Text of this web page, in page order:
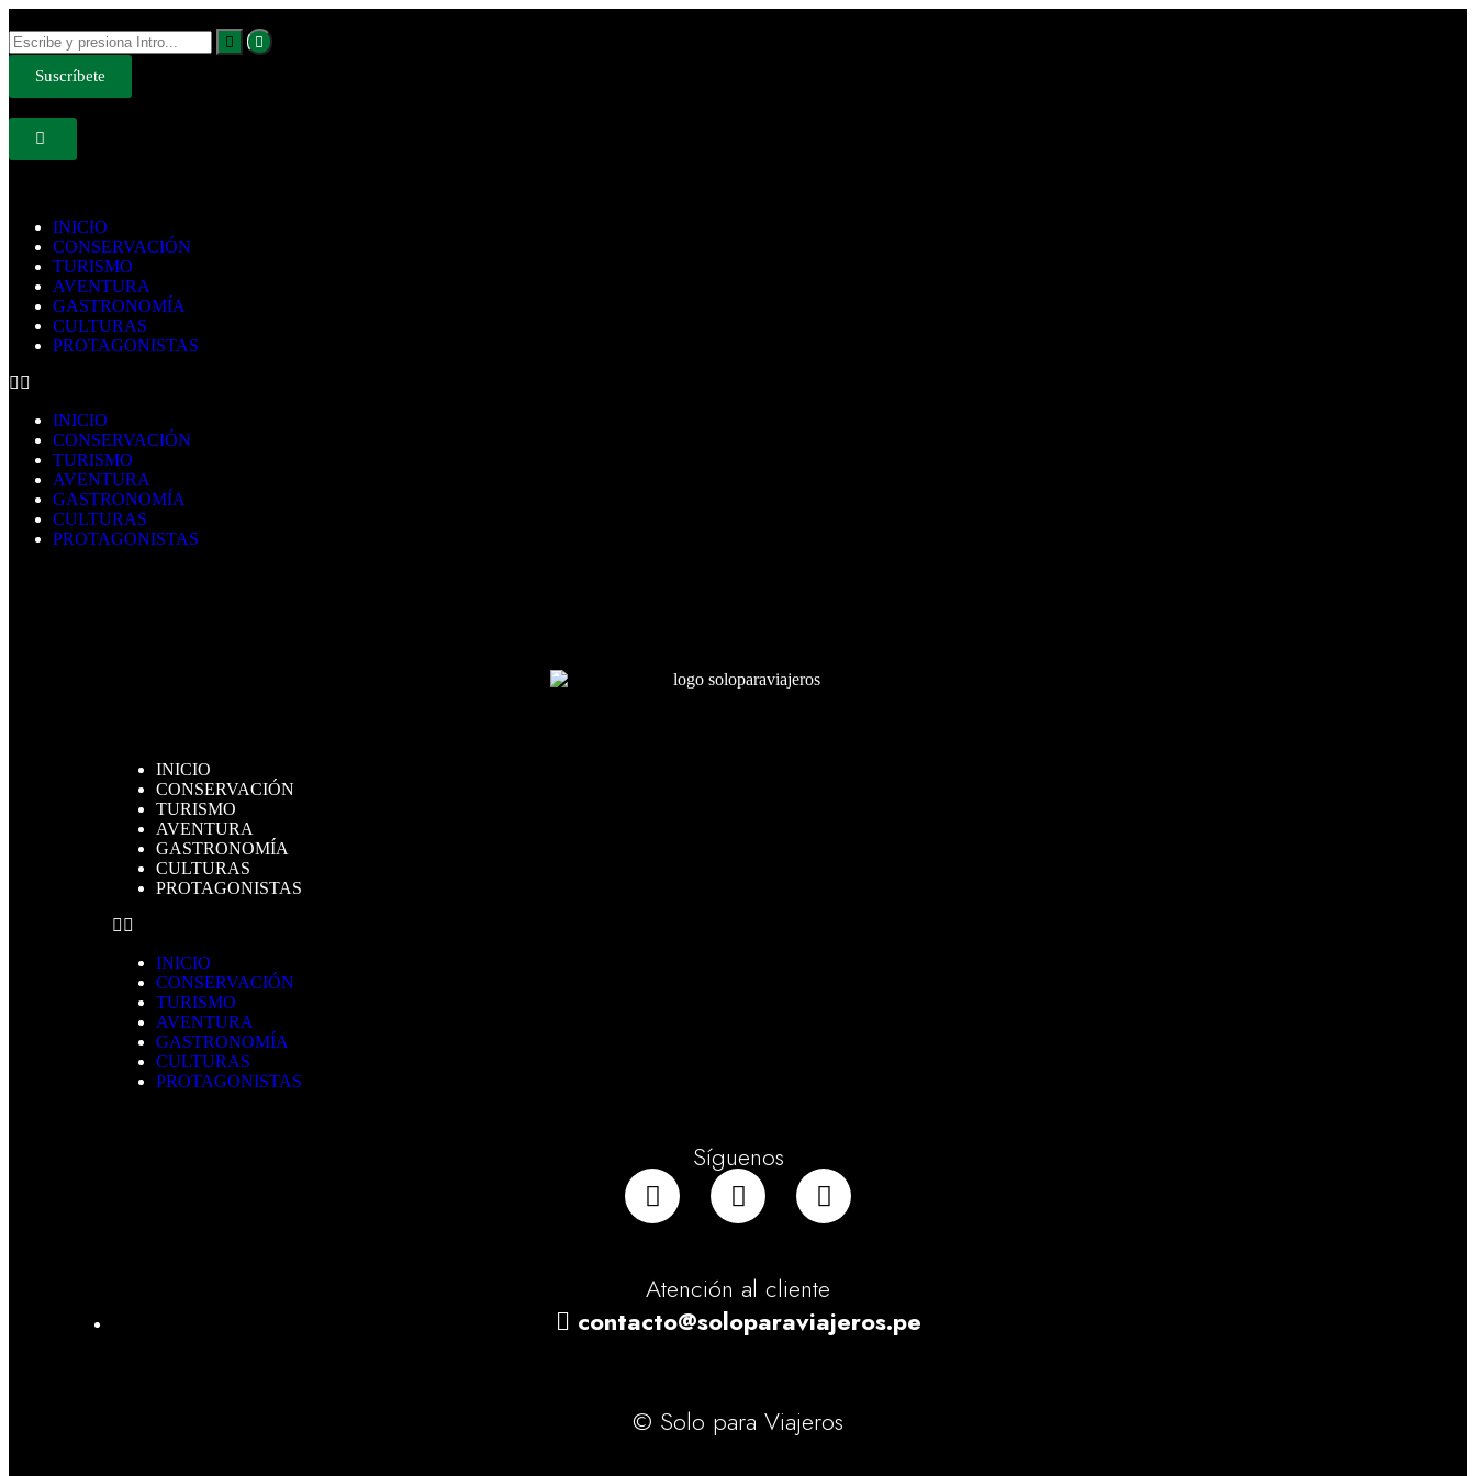
Suscríbete
INICIO
CONSERVACIÓN
TURISMO
AVENTURA
GASTRONOMÍA
CULTURAS
PROTAGONISTAS
INICIO
CONSERVACIÓN
TURISMO
AVENTURA
GASTRONOMÍA
CULTURAS
PROTAGONISTAS
INICIO
CONSERVACIÓN
TURISMO
AVENTURA
GASTRONOMÍA
CULTURAS
PROTAGONISTAS
INICIO
CONSERVACIÓN
TURISMO
AVENTURA
GASTRONOMÍA
CULTURAS
PROTAGONISTAS
Síguenos
Atención al cliente
contacto@soloparaviajeros.pe
© Solo para Viajeros